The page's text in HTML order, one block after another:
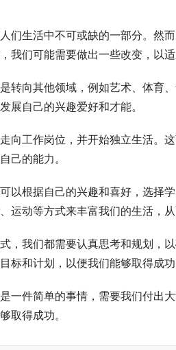
们生活中不可或缺的一部分。然
我们可能需要做出一些改变，以适
转向其他领域，例如艺术、体育
展自己的兴趣爱好和才能。
向工作岗位，并开始独立生活。
己的能力。
以根据自己的兴趣和喜好，选择
运动等方式来丰富我们的生活，
，我们都需要认真思考和规划，
标和计划，以便我们能够取得成功
一件简单的事情，需要我们付出
取得成功。